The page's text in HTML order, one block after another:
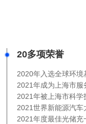
20多项荣誉
2020年入选全球环境
2021年成为上海市服
2021年被上海市科
2021世界新能源汽车
2021年度最佳光储